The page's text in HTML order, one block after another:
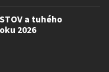
a tuhého
2026